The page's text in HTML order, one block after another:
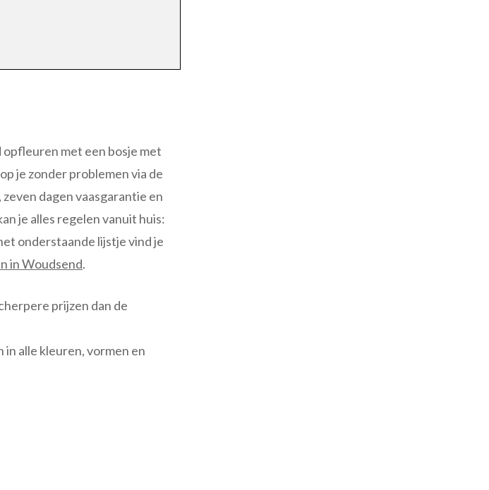
met een bosje met
je zonder problemen via de
dagen vaasgarantie en
je alles regelen vanuit huis:
onderstaande lijstje vind je
in Woudsend.
prijzen dan de
alle kleuren, vormen en